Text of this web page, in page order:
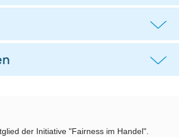
Jetzt auf Rechnung kaufen
der Initiative "Fairness im Handel".